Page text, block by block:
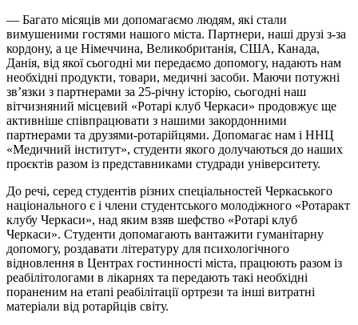
— Багато місяців ми допомагаємо людям, які стали
вимушеними гостями нашого міста. Партнери, наші друзі з-за
кордону, а це Німеччина, Великобританія, США, Канада,
Данія, від якої сьогодні ми передаємо допомогу, надають нам
необхідні продукти, товари, медичні засоби. Маючи потужні
зв’язки з партнерами за 25-річну історію, сьогодні наш
вітчизняний місцевий «Ротарі клуб Черкаси» продовжує ще
активніше співпрацювати з нашими закордонними
партнерами та друзями-ротарійцями. Допомагає нам і ННЦ
«Медичний інститут», студенти якого долучаються до наших
проєктів разом із представниками студради університету.
До речі, серед студентів різних спеціальностей Черкаського
національного є і члени студентського молодіжного «Ротаракт
клубу Черкаси», над яким взяв шефство «Ротарі клуб
Черкаси». Студенти допомагають вантажити гуманітарну
допомогу, роздавати літературу для психологічного
відновлення в Центрах гостинності міста, працюють разом із
реабілітологами в лікарнях та передають такі необхідні
пораненим на етапі реабілітації ортрези та інші витратні
матеріали від ротарйців світу.